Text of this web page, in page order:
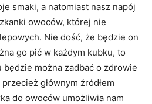
smaki, a natomiast nasz napój
owoców, której nie
Nie dość, że będzie on
go pić w każdym kubku, to
można zadbać o zdrowie
głównym źródłem
do owoców umożliwia nam